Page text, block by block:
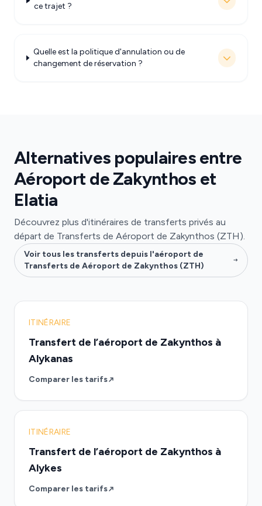
ce trajet ?
Quelle est la politique d'annulation ou de
changement de réservation ?
Alternatives populaires entre
Aéroport de Zakynthos et
Elatia
Découvrez plus d'itinéraires de transferts privés au
départ de Transferts de Aéroport de Zakynthos (ZTH).
Voir tous les transferts depuis l'aéroport de
Transferts de Aéroport de Zakynthos (ZTH)
ITINÉRAIRE
Transfert de l’aéroport de Zakynthos à
Alykanas
Comparer les tarifs
ITINÉRAIRE
Transfert de l’aéroport de Zakynthos à
Alykes
Comparer les tarifs